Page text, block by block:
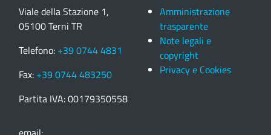
Viale della Stazione 1,
05100 Terni TR
Telefono: +39 0744 4831
Fax: +39 0744 483250
Partita IVA: 00179350558
Amministrazione
trasparente
Note legali e
copyright
Privacy e Cookies